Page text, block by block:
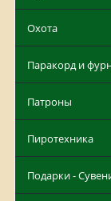
Охота
Паракорд и
Патроны
Пиротехника
Подарки -